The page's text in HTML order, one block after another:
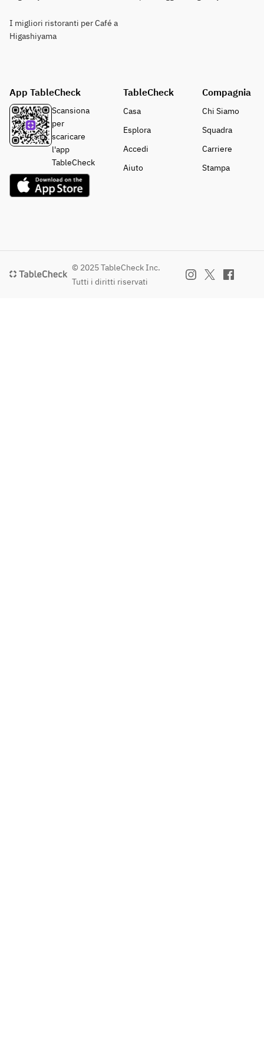
I migliori ristoranti per Café a
Higashiyama
App TableCheck
Scansiona
per
scaricare
l'app
TableCheck
TableCheck
Casa
Esplora
Accedi
Aiuto
Compagnia
Chi Siamo
Squadra
Carriere
Stampa
© 2025 TableCheck Inc.
Tutti i diritti riservati